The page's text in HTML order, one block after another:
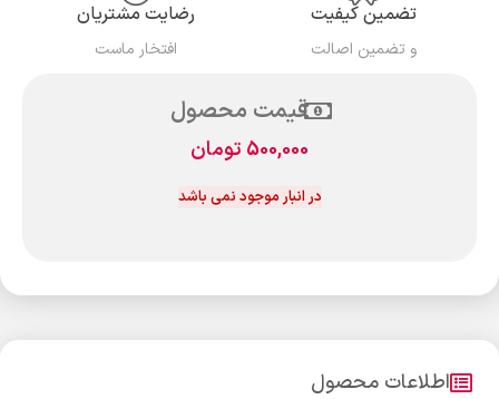
تضمین کیفیت
و تضمین اصالت
رضایت مشتریان
افتخار ماست
قیمت محصول
500,000 تومان
در انبار موجود نمی باشد
اطلاعات محصول